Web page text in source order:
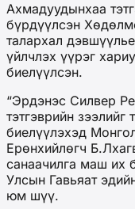
Ахмадуудынхаа
бүрдүүлсэн
талархал
үйлчлэх үүрэг
биелүүлсэн.
“Эрдэнэс Силвер
тэтгэврийн
биелүүлэхэд
Ерөнхийлөгч
санаачилга маш их
Улсын Гавьяат
юм шүү.